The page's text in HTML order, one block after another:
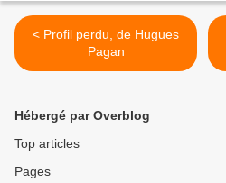
< Profil perdu, de Hugues
Pagan
Hébergé par Overblog
Top articles
Pages